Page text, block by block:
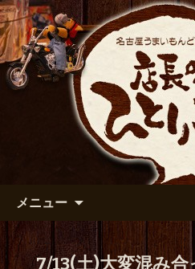
名古屋市伏見の
ひとりごと】
出張や観光に名古
す
メニュー
7/13(土)大変混み